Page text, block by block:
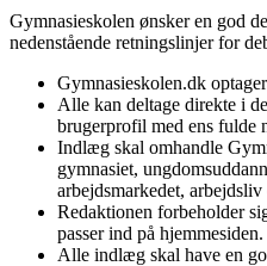
Gymnasieskolen ønsker en god
nedenstående retningslinjer for
Gymnasieskolen.dk
Alle kan deltage direkte i
brugerprofil med ens fulde
Indlæg skal omhandle
gymnasiet,
arbejdsmarkedet, arbejdsliv
Redaktionen forbeholder
passer ind på hjemmesiden.
Alle indlæg skal have en